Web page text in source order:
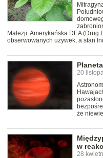
Malezji. Amerykańska DEA (Drug
obserwowanych używek, a stan
20
że
w
28